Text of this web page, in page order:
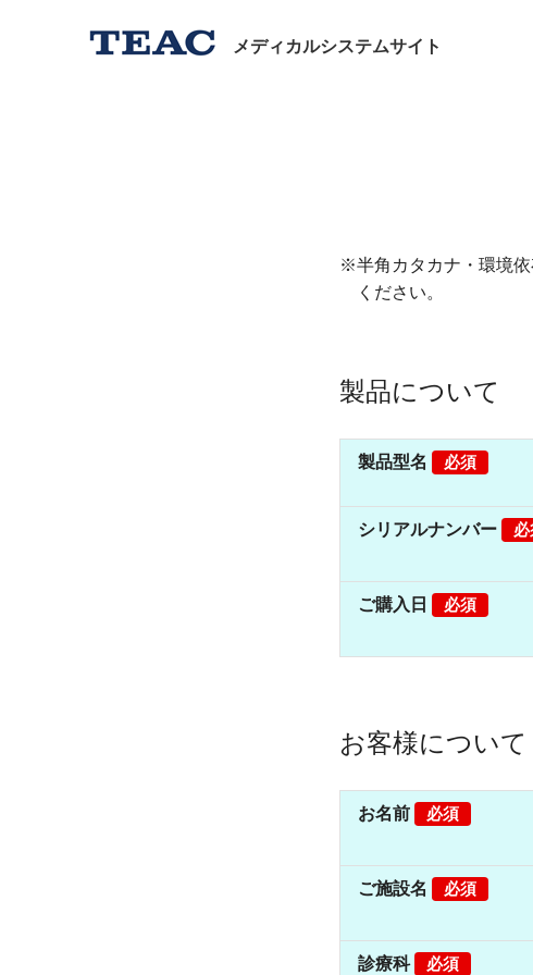
メディカルシステムサイト
※半角カタカナ・環境
ください。
製品について
製品型名 必須
シリアルナンバー
ご購入日 必須
お客様について
お名前 必須
ご施設名 必須
診療科 必須